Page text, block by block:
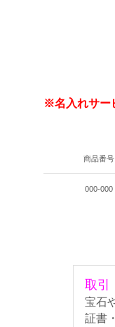
※名入れサー
商品番号
000-000
取引
宝石
証書